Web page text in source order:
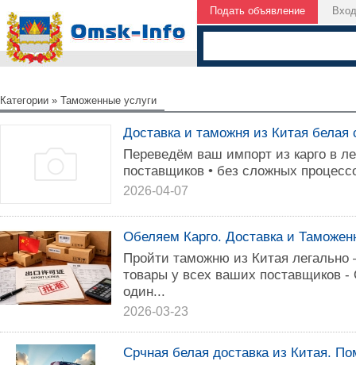
Подать объявление Вход
Категории » Таможенные услуги
Доставка и таможня из Китая белая
Переведём ваш импорт из карго в
поставщиков • без сложных
2026-04-07
Обеляем Карго. Доставка и
Пройти таможню из Китая
товары у всех ваших поставщиков
один...
2026-03-23
Срчная белая доставка из Китая.